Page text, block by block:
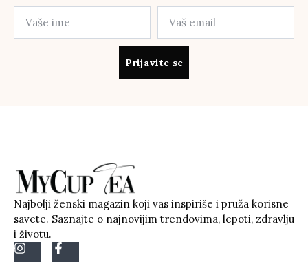
Prijavite se
Najbolji ženski magazin koji vas inspiriše i pruža korisne
savete. Saznajte o najnovijim trendovima, lepoti, zdravlju
i životu.